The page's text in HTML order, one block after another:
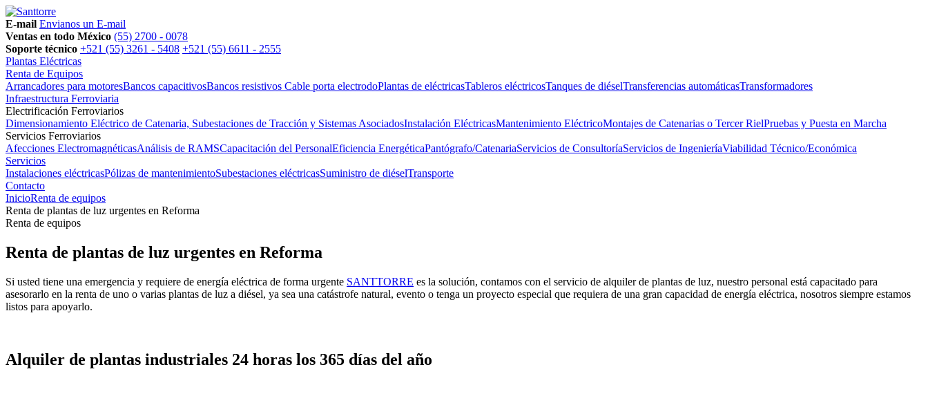
E-mail Envianos un E-mail
Ventas en todo México (55) 2700 - 0078
Soporte técnico +521 (55) 3261 - 5408 +521 (55) 6611 - 2555
Plantas Eléctricas
Renta de Equipos
Arrancadores para motoresBancos capacitivosBancos resistivos Cable porta electrodoPlantas de eléctricasTableros eléctricosTanques de diéselTransferencias automáticasTransformadores
Infraestructura Ferroviaria
Electrificación Ferroviarios
Dimensionamiento Eléctrico de Catenaria, Subestaciones de Tracción y Sistemas AsociadosInstalación EléctricasMantenimiento EléctricoMontajes de Catenarias o Tercer RielPruebas y Puesta en Marcha
Servicios Ferroviarios
Afecciones ElectromagnéticasAnálisis de RAMSCapacitación del PersonalEficiencia EnergéticaPantógrafo/CatenariaServicios de ConsultoríaServicios de IngenieríaViabilidad Técnico/Económica
Servicios
Instalaciones eléctricasPólizas de mantenimientoSubestaciones eléctricasSuministro de diéselTransporte
Contacto
InicioRenta de equipos
Renta de plantas de luz urgentes en Reforma
Renta de equipos
Renta de plantas de luz urgentes en Reforma
Si usted tiene una emergencia y requiere de energía eléctrica de forma urgente SANTTORRE es la solución, contamos con el servicio de alquiler de plantas de luz, nuestro personal está capacitado para
asesorarlo en la renta de uno o varias plantas de luz a diésel, ya sea una catástrofe natural, evento o tenga un proyecto especial que requiera de una gran capacidad de energía eléctrica, nosotros siempre estamos
listos para apoyarlo.
Alquiler de plantas industriales 24 horas los 365 días del año